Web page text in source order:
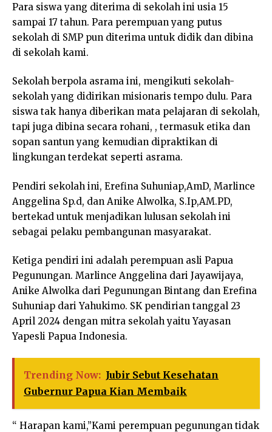
Para siswa yang diterima di sekolah ini usia 15
sampai 17 tahun. Para perempuan yang putus
sekolah di SMP pun diterima untuk didik dan dibina
di sekolah kami.
Sekolah berpola asrama ini, mengikuti sekolah-
sekolah yang didirikan misionaris tempo dulu. Para
siswa tak hanya diberikan mata pelajaran di sekolah,
tapi juga dibina secara rohani, , termasuk etika dan
sopan santun yang kemudian dipraktikan di
lingkungan terdekat seperti asrama.
Pendiri sekolah ini, Erefina Suhuniap,AmD, Marlince
Anggelina Sp.d, dan Anike Alwolka, S.Ip,AM.PD,
bertekad untuk menjadikan lulusan sekolah ini
sebagai pelaku pembangunan masyarakat.
Ketiga pendiri ini adalah perempuan asli Papua
Pegunungan. Marlince Anggelina dari Jayawijaya,
Anike Alwolka dari Pegunungan Bintang dan Erefina
Suhuniap dari Yahukimo. SK pendirian tanggal 23
April 2024 dengan mitra sekolah yaitu Yayasan
Yapesli Papua Indonesia.
Trending Now: Jubir Sebut Kesehatan
Gubernur Papua Kian Membaik
“ Harapan kami,”Kami perempuan pegunungan tidak